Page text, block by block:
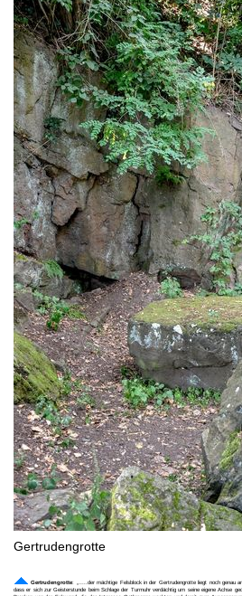
Gertrudengrotte
Gertrudengrotte: „…..der mächtige Felsblock in der Gertrudengrotte liegt noch genau
dass er sich zur Geisterstunde beim Schlage der Turmuhr verdächtig um seine eigene Achse